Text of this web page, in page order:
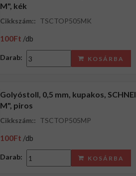
M", kék
Cikkszám:: TSCTOP505MK
100Ft /db
Darab: KOSÁRBA
Golyóstoll, 0,5 mm, kupakos,
M", piros
Cikkszám:: TSCTOP505MP
100Ft /db
Darab: KOSÁRBA